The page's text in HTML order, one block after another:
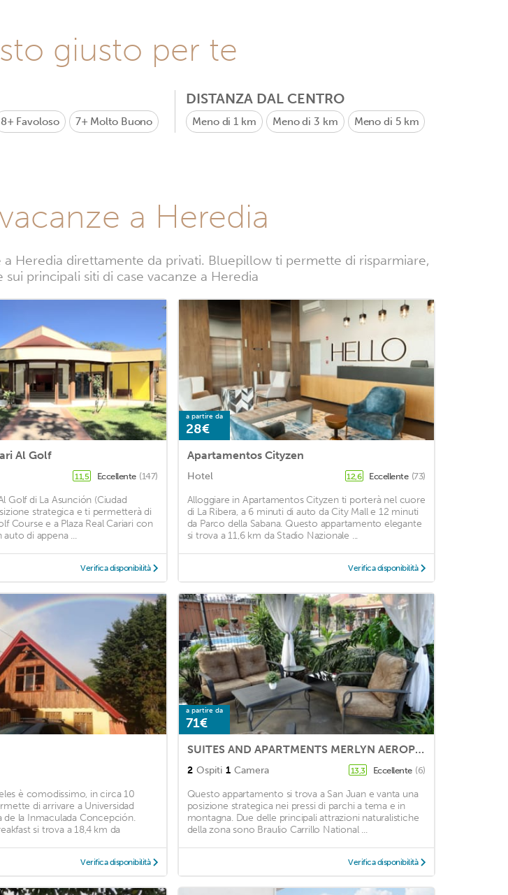
giusto per te
8+ Favoloso 7+ Molto Buono
DISTANZA DAL CENTRO
Meno di 1 km Meno di 3 km Meno di 5 km
a Heredia
Heredia direttamente da privati. Bluepillow ti permette di risparmiare,
principali siti di case vacanze a Heredia
Al Golf
11,5 Eccellente (147)
Golf di La Asunción (Ciudad
strategica e ti permetterà di
Course e a Plaza Real Cariari con
di appena ...
Verifica disponibilità
a partire da
28€
Apartamentos Cityzen
Hotel 12,6 Eccellente (73)
Alloggiare in Apartamentos Cityzen ti porterà nel cuore
di La Ribera, a 6 minuti di auto da City Mall e 12 minuti
da Parco della Sabana. Questo appartamento elegante
si trova a 11,6 km da Stadio Nazionale ...
Verifica disponibilità
è comodissimo, in circa 10
di arrivare a Universidad
de la Inmaculada Concepción.
si trova a 18,4 km da
Verifica disponibilità
a partire da
71€
SUITES AND APARTMENTS MERLYN AEROPUERTO # 31, OASIS DE PAZ
2 Ospiti 1 Camera 13,3 Eccellente (6)
Questo appartamento si trova a San Juan e vanta una
posizione strategica nei pressi di parchi a tema e in
montagna. Due delle principali attrazioni naturalistiche
della zona sono Braulio Carrillo National ...
Verifica disponibilità